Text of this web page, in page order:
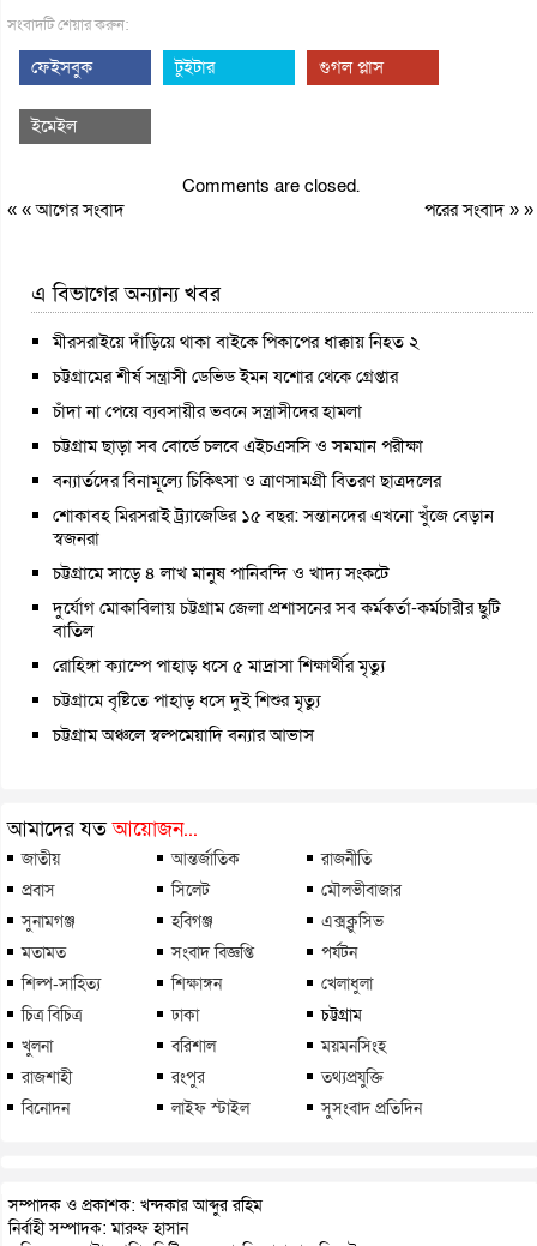
সংবাদটি শেয়ার করুন:
ফেইসবুক টুইটার গুগল প্লাস
ইমেইল
Comments are closed.
« «আগের সংবাদ পরের সংবাদ» »
এ বিভাগের অন্যান্য খবর
মীরসরাইয়ে দাঁড়িয়ে থাকা বাইকে পিকাপের ধাক্কায় নিহত ২
চট্টগ্রামের শীর্ষ সন্ত্রাসী ডেভিড ইমন যশোর থেকে গ্রেপ্তার
চাঁদা না পেয়ে ব্যবসায়ীর ভবনে সন্ত্রাসীদের হামলা
চট্টগ্রাম ছাড়া সব বোর্ডে চলবে এইচএসসি ও সমমান পরীক্ষা
বন্যার্তদের বিনামূল্যে চিকিৎসা ও ত্রাণসামগ্রী বিতরণ ছাত্রদলের
শোকাবহ মিরসরাই ট্র্যাজেডির ১৫ বছর: সন্তানদের এখনো খুঁজে বেড়ান
স্বজনরা
চট্টগ্রামে সাড়ে ৪ লাখ মানুষ পানিবন্দি ও খাদ্য সংকটে
দুর্যোগ মোকাবিলায় চট্টগ্রাম জেলা প্রশাসনের সব কর্মকর্তা-কর্মচারীর ছুটি
বাতিল
রোহিঙ্গা ক্যাম্পে পাহাড় ধসে ৫ মাদ্রাসা শিক্ষার্থীর মৃত্যু
চট্টগ্রামে বৃষ্টিতে পাহাড় ধসে দুই শিশুর মৃত্যু
চট্টগ্রাম অঞ্চলে স্বল্পমেয়াদি বন্যার আভাস
আমাদের যতআয়োজন...
জাতীয় আন্তর্জাতিক
রাজনীতি
প্রবাস
সিলেট
মৌলভীবাজার
সুনামগঞ্জ
হবিগঞ্জ
এক্সক্লুসিভ
মতামত
সংবাদ বিজ্ঞপ্তি
পর্যটন
শিল্প-সাহিত্য
শিক্ষাঙ্গন
খেলাধুলা
চিত্র বিচিত্র
ঢাকা
চট্টগ্রাম
খুলনা
বরিশাল
ময়মনসিংহ
রাজশাহী
রংপুর
তথ্যপ্রযুক্তি
বিনোদন
লাইফ স্টাইল সুসংবাদ প্রতিদিন
সম্পাদক ও প্রকাশক: খন্দকার আব্দুর রহিম
নির্বাহী সম্পাদক: মারুফ হাসান